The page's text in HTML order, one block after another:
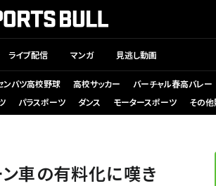
ライブ配信 マンガ 見逃し動画
ンバツ高校野球 高校サッカー バーチャル春高バレー
パラスポーツ ダンス モータースポーツ その
ン車の有料化に嘆き